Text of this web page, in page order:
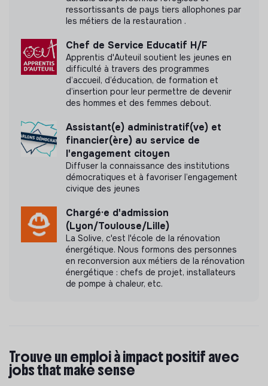
Labels et certifications
Cette structure n'a pas souhaité nous
communiquer les labels ou certifications qu'elle a
pu obtenir.
Documents
N'a pas encore communiqué de documents de
transparence
ressortissants de pays tiers allophones par
les métiers de la restauration .
Chef de Service Educatif H/F
Apprentis d'Auteuil soutient les jeunes en
difficulté à travers des programmes
d’accueil, d’éducation, de formation et
d’insertion pour leur permettre de devenir
des hommes et des femmes debout.
Assistant(e) administratif(ve) et
financier(ère) au service de
l'engagement citoyen
Diffuser la connaissance des institutions
démocratiques et à favoriser l’engagement
civique des jeunes
Chargé·e d'admission
(Lyon/Toulouse/Lille)
La Solive, c'est l'école de la rénovation
énergétique. Nous formons des personnes
en reconversion aux métiers de la rénovation
énergétique : chefs de projet, installateurs
de pompe à chaleur, etc.
Trouve un emploi à impact positif avec
jobs that make sense